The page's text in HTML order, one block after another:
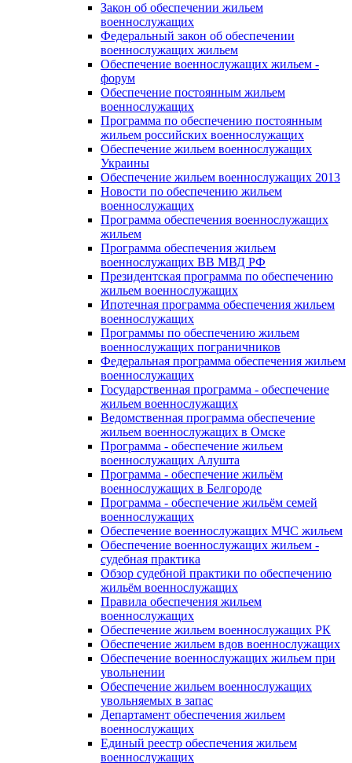
Закон об обеспечении жильем
военнослужащих
Федеральный закон об обеспечении
военнослужащих жильем
Обеспечение военнослужащих жильем -
форум
Обеспечение постоянным жильем
военнослужащих
Программа по обеспечению постоянным
жильем российских военнослужащих
Обеспечение жильем военнослужащих
Украины
Обеспечение жильем военнослужащих 2013
Новости по обеспечению жильем
военнослужащих
Программа обеспечения военнослужащих
жильем
Программа обеспечения жильем
военнослужащих ВВ МВД РФ
Президентская программа по обеспечению
жильем военнослужащих
Ипотечная программа обеспечения жильем
военнослужащих
Программы по обеспечению жильем
военнослужащих пограничников
Федеральная программа обеспечения жильем
военнослужащих
Государственная программа - обеспечение
жильем военнослужащих
Ведомственная программа обеспечение
жильем военнослужащих в Омске
Программа - обеспечение жильем
военнослужащих Алушта
Программа - обеспечение жильём
военнослужащих в Белгороде
Программа - обеспечение жильём семей
военнослужащих
Обеспечение военнослужащих МЧС жильем
Обеспечение военнослужащих жильем -
судебная практика
Обзор судебной практики по обеспечению
жильём военнослужащих
Правила обеспечения жильем
военнослужащих
Обеспечение жильем военнослужащих РК
Обеспечение жильем вдов военнослужащих
Обеспечение военнослужащих жильем при
увольнении
Обеспечение жильем военнослужащих
увольняемых в запас
Департамент обеспечения жильем
военнослужащих
Единый реестр обеспечения жильем
военнослужащих